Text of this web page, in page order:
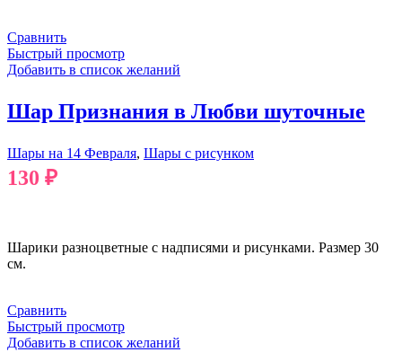
Сравнить
Быстрый просмотр
Добавить в список желаний
Шар Признания в Любви шуточные
Шары на 14 Февраля, Шары с рисунком
130 ₽
Шарики разноцветные с надписями и рисунками. Размер 30
см.
Сравнить
Быстрый просмотр
Добавить в список желаний